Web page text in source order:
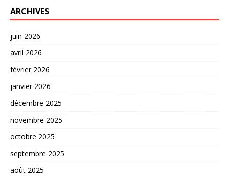
ARCHIVES
juin 2026
avril 2026
février 2026
janvier 2026
décembre 2025
novembre 2025
octobre 2025
septembre 2025
août 2025